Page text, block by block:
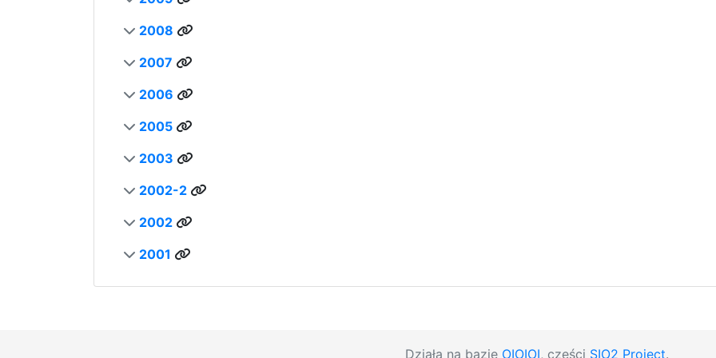
2008
2007
2006
2005
2003
2002-2
2002
2001
Działa na bazie OIOIOI, części SIO2 Project.